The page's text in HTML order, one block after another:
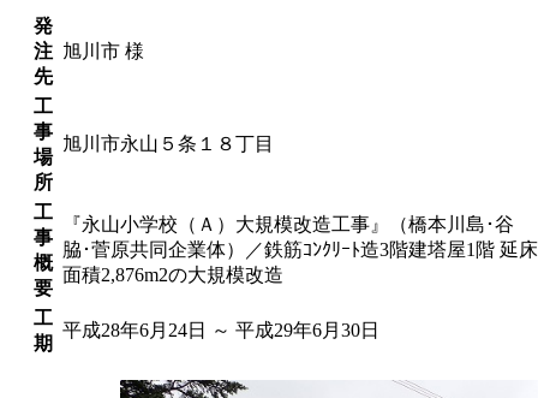
発
注
先
旭川市 様
工
事
場
所
旭川市永山５条１８丁目
工
事
概
要
『永山小学校（Ａ）大規模改造工事』（橋本川島･谷
脇･菅原共同企業体）／鉄筋ｺﾝｸﾘｰﾄ造3階建塔屋1階 延床
面積2,876m2の大規模改造
工
期
平成28年6月24日 ～ 平成29年6月30日